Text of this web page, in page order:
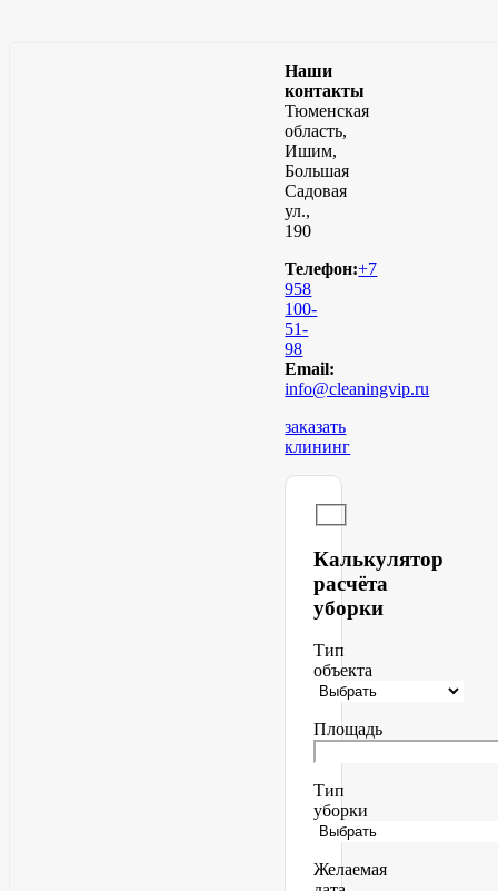
Наши
контакты
Тюменская
область,
Ишим,
Большая
Садовая
ул.,
190
Телефон:+7
958
100-
51-
98
Email:
info@cleaningvip.ru
заказать
клининг
Калькулятор
расчёта
уборки
Тип
объекта
Площадь
Тип
уборки
Желаемая